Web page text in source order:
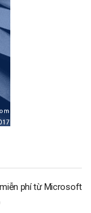
phí từ Microsoft